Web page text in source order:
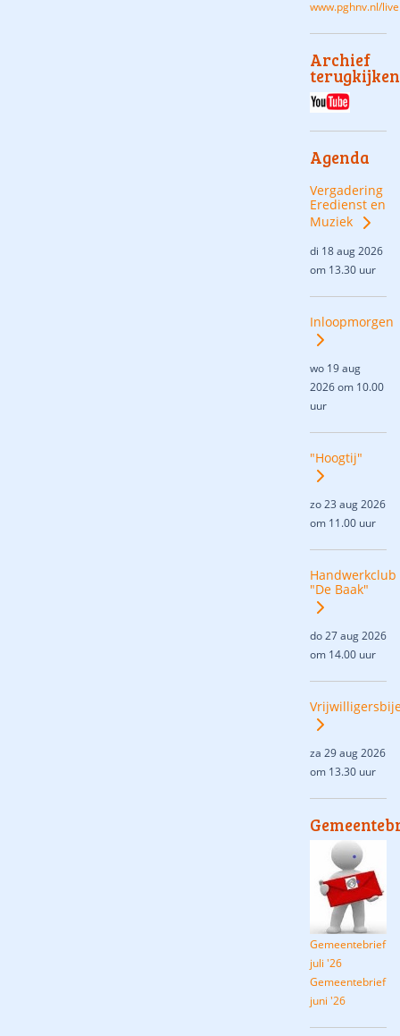
www.pghnv.nl/live
Archief
terugkijken
Agenda
Vergadering
Eredienst en
Muziek
di 18 aug 2026
om 13.30 uur
Inloopmorgen
wo 19 aug
2026 om 10.00
uur
"Hoogtij"
zo 23 aug 2026
om 11.00 uur
Handwerkclub
"De Baak"
do 27 aug 2026
om 14.00 uur
za 29 aug 2026
om 13.30 uur
Gemeentebrief
juli '26
Gemeentebrief
juni '26